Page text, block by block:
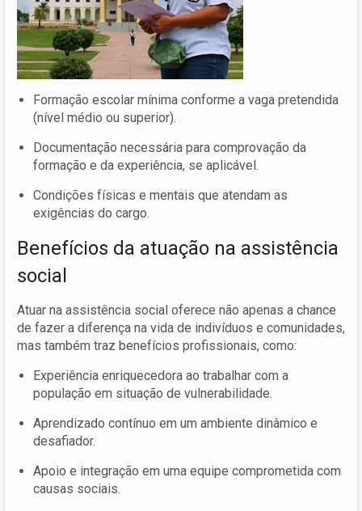
Formação escolar mínima conforme a vaga pretendida
(nível médio ou superior).
Documentação necessária para comprovação da
formação e da experiência, se aplicável.
Condições físicas e mentais que atendam as
exigências do cargo.
Benefícios da atuação na assistência
social
Atuar na assistência social oferece não apenas a chance
de fazer a diferença na vida de indivíduos e comunidades,
mas também traz benefícios profissionais, como:
Experiência enriquecedora ao trabalhar com a
população em situação de vulnerabilidade.
Aprendizado contínuo em um ambiente dinâmico e
desafiador.
Apoio e integração em uma equipe comprometida com
causas sociais.